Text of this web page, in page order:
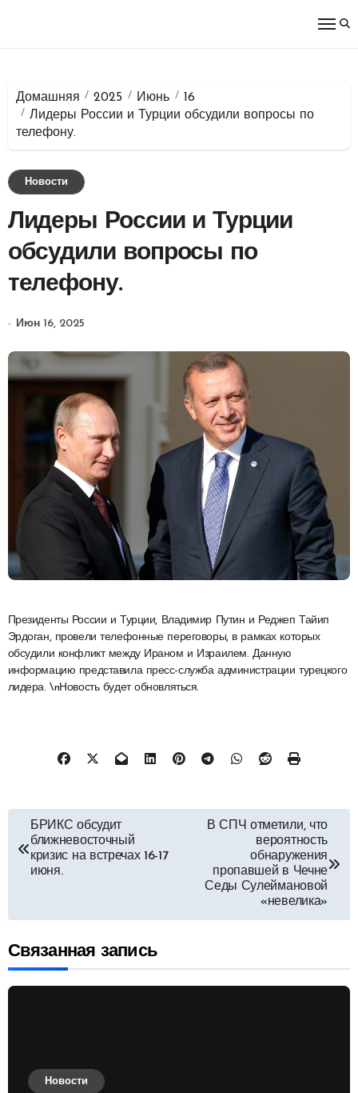
Домашняя 2025 Июнь
16
Лидеры России и Турции обсудили вопросы по
телефону.
Новости
Лидеры России и Турции
обсудили вопросы по
телефону.
Июн 16, 2025
Эрдоган, провели телефонные переговоры, в рамках которых
обсудили конфликт между Ираном и Израилем. Данную
информацию представила пресс-служба администрации турецкого
лидера. \nНовость будет обновляться.
Навигация
по
БРИКС обсудит
ближневосточный
кризис на встречах 16-17
июня.
В СПЧ отметили, что
вероятность
обнаружения
пропавшей в Чечне
Седы Сулеймановой
«невелика»
Связанная запись
Новости